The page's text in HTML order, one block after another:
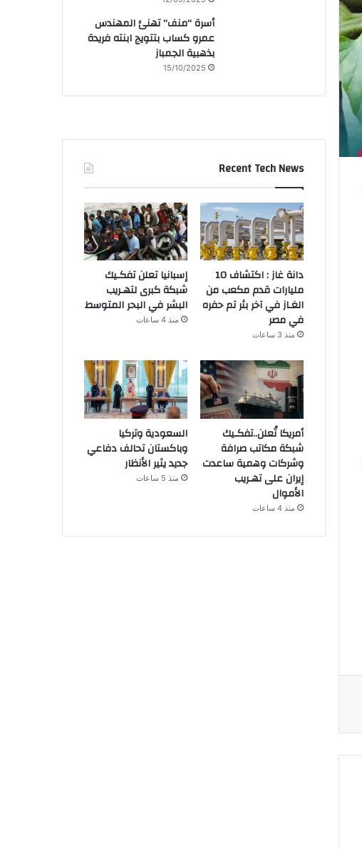
أسرة “منف” تهنئ المهندس
عمرو كساب بتتويج ابنته فريدة
بذهبية الجمباز
15/10/2025
Recent Tech News
دانة غاز : اكتشاف 10
مليارات قدم مكعب من
الغـاز في آخر بئر تم حفره
في مصر
منذ 3 ساعات
إسبانيا تعلن تفكـيك
شبكة كبرى لتهـريب
البشر في البحر المتوسط
منذ 4 ساعات
أمريكا تُعلن..تفكـيك
شبكة مكاتب صرافة
وشركات وهمية ساعدت
إيران على تهـريب
الأموال
منذ 4 ساعات
السعودية وتركيا
وباكستان تحالف دفاعي
جديد يثير الأنظار
منذ 5 ساعات